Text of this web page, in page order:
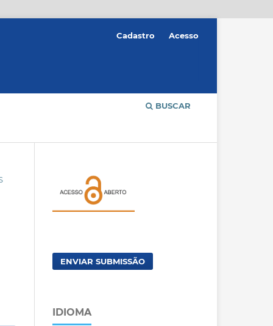
BUSCAR
Cadastro Acesso
ENVIAR SUBMISSÃO
IDIOMA